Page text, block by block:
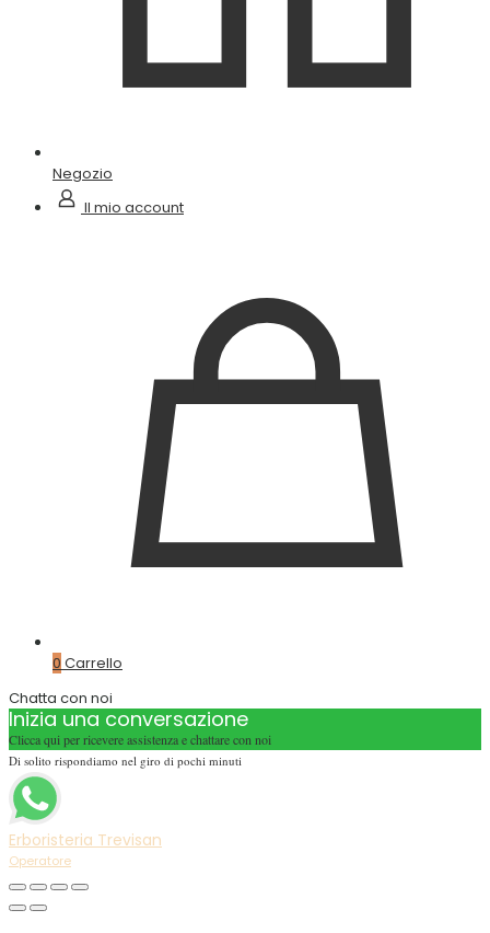
Negozio
Il mio account
0 Carrello
Chatta con noi
Inizia una conversazione
Clicca qui per ricevere assistenza e chattare con noi
Di solito rispondiamo nel giro di pochi minuti
Erboristeria Trevisan
Operatore